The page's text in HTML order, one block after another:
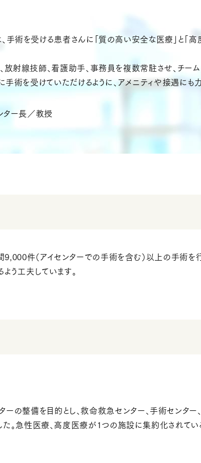
術を受ける患者さんに「質の高い安全な医療」と「高
放射線技師、看護助手、事務員を複数常駐させ、チー
手術を受けていただけるように、アメニティや接遇にも
ター長／教授
件（アイセンターでの手術を含む）以上の手術を行
う工夫しています。
整備を目的とし、救命救急センター、手術センター
。急性医療、高度医療が1つの施設に集約化されてい